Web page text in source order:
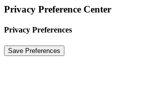
Privacy Preference Center
Privacy Preferences